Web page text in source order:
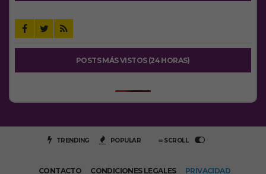
POSTS MÁS VISTOS (24 HORAS)
TRENDING POPULAR ∞ SCROLL
CONTACTO CONDICIONES LEGALES PRIVACIDAD